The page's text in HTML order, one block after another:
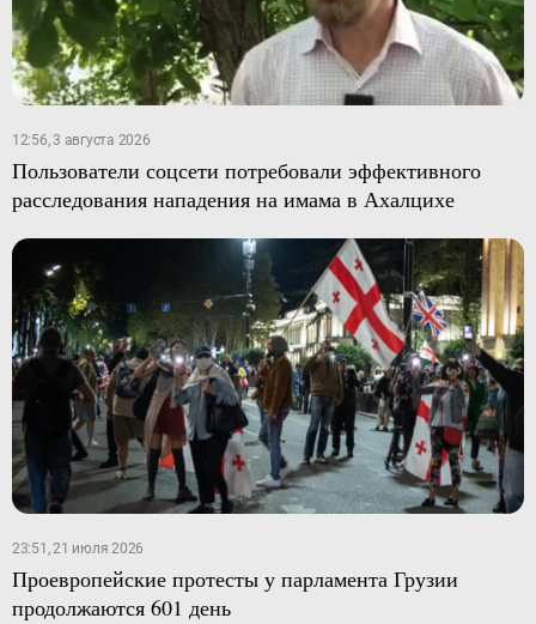
12:56, 3 августа 2026
Пользователи соцсети потребовали эффективного
расследования нападения на имама в Ахалцихе
23:51, 21 июля 2026
Проевропейские протесты у парламента Грузии
продолжаются 601 день